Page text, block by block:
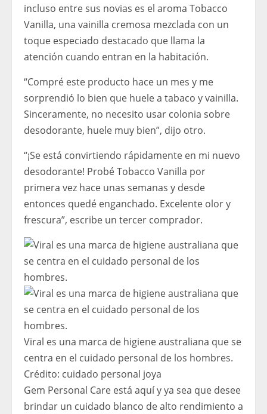
incluso entre sus novias es el aroma Tobacco
Vanilla, una vainilla cremosa mezclada con un
toque especiado destacado que llama la
atención cuando entran en la habitación.
“Compré este producto hace un mes y me
sorprendió lo bien que huele a tabaco y vainilla.
Sinceramente, no necesito usar colonia sobre
desodorante, huele muy bien”, dijo otro.
“¡Se está convirtiendo rápidamente en mi nuevo
desodorante! Probé Tobacco Vanilla por
primera vez hace unas semanas y desde
entonces quedé enganchado. Excelente olor y
frescura”, escribe un tercer comprador.
Viral es una marca de higiene australiana que se
centra en el cuidado personal de los hombres.
Crédito: cuidado personal joya
Gem Personal Care está aquí y ya sea que desee
brindar un cuidado blanco de alto rendimiento a